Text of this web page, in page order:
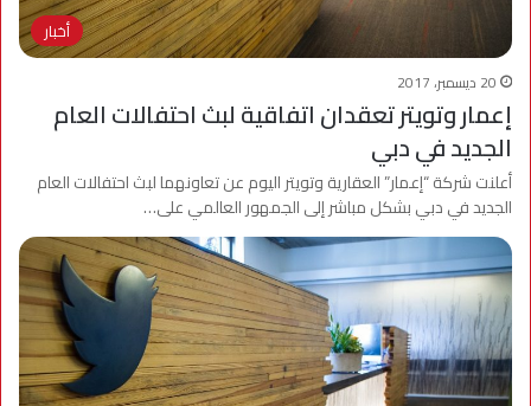
أخبار
20 ديسمبر، 2017
إعمار وتويتر تعقدان اتفاقية لبث احتفالات العام
الجديد في دبي
أعلنت شركة “إعمار” العقارية وتويتر اليوم عن تعاونهما لبث احتفالات العام
الجديد في دبي بشكل مباشر إلى الجمهور العالمي على…